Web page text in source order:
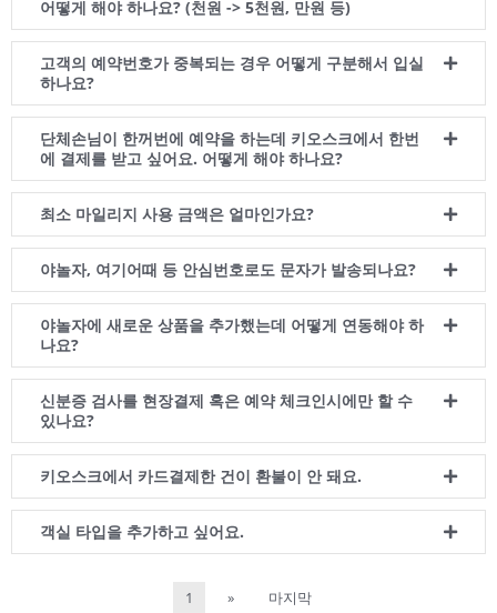
어떻게 해야 하나요? (천원 -> 5천원, 만원 등)
고객의 예약번호가 중복되는 경우 어떻게 구분해서 입실
하나요?
단체손님이 한꺼번에 예약을 하는데 키오스크에서 한번
에 결제를 받고 싶어요. 어떻게 해야 하나요?
최소 마일리지 사용 금액은 얼마인가요?
야놀자, 여기어때 등 안심번호로도 문자가 발송되나요?
야놀자에 새로운 상품을 추가했는데 어떻게 연동해야 하
나요?
신분증 검사를 현장결제 혹은 예약 체크인시에만 할 수
있나요?
키오스크에서 카드결제한 건이 환불이 안 돼요.
객실 타입을 추가하고 싶어요.
1 » 마지막